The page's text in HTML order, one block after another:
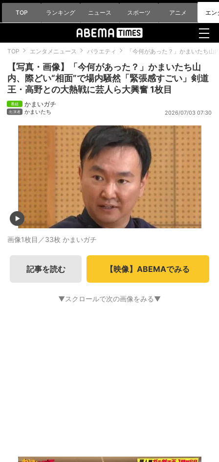
TOP ランキング ニュース スポーツ アニメ エン
TOP エンタメニュース バラエティ 「今何があった？」かまいたち
【写真・画像】「今何があった？」かまいたち山
内、際どい“相面”で場内騒然「緊張感すごい」剣道
王・高野との大熱戦に芸人ら大興奮 1枚目
かまいガチ
かまいたち 2026/07/03 07:30
画像1枚目／33枚 かまいガチ
記事を読む 【映像】ABEMAでみる
▼スクロールで次の画像をみる▼